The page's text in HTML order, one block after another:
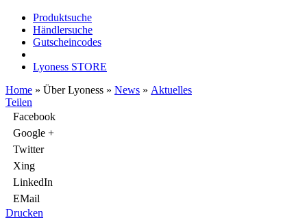
Produktsuche
Händlersuche
Gutscheincodes
Lyoness STORE
Home » Über Lyoness » News » Aktuelles
Teilen
Facebook
Google +
Twitter
Xing
LinkedIn
EMail
Drucken